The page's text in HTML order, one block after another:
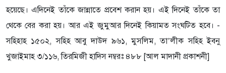
হয়েছে। এদিনেই তাঁকে জান্নাতে প্রবেশ করান হয়। এই দিনেই তাঁকে তা
থেকে বের করা হয়। আর এই জুমুআর দিনেই কিয়ামত সংঘটিত হবে। -
সহিহাহ ১৫০২, সহিহ আবু দাউদ ৯৬১, মুসলিম, তা’লীক সহিহ ইবনু
খুজাইমাহ ৩/১১৬, তিরমিজী হাদিস নম্বরঃ ৪৮৮ [আল মাদানী প্রকাশনী]